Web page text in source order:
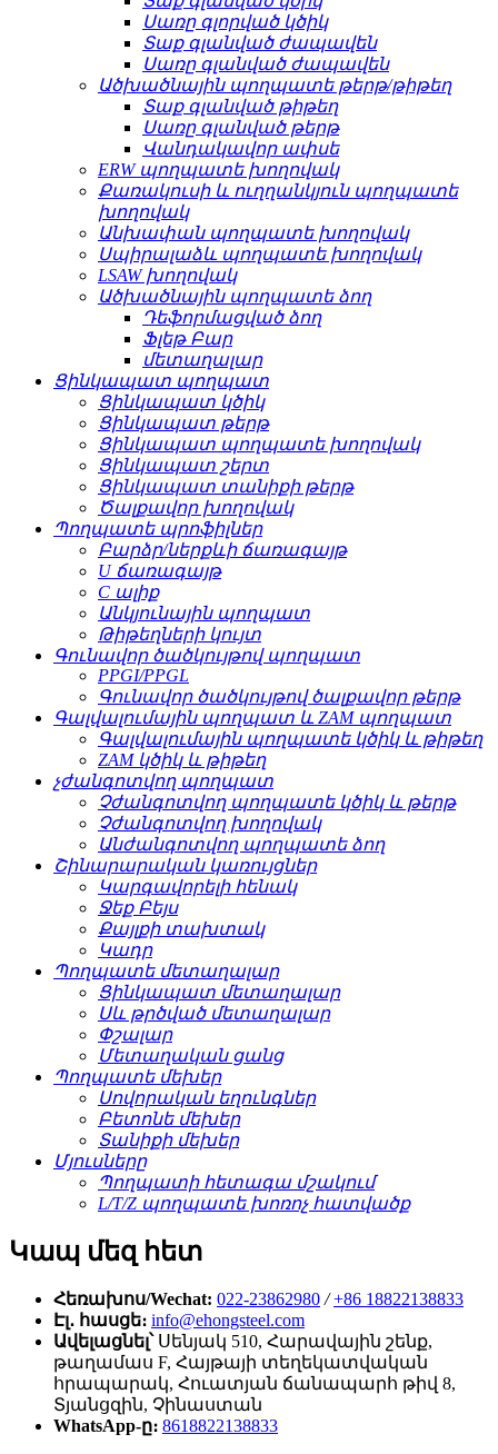
Սառը գլորված կծիկ
Տաք գլանված ժապավեն
Սառը գլանված ժապավեն
Ածխածնային պողպատե թերթ/թիթեղ
Տաք գլանված թիթեղ
Սառը գլանված թերթ
Վանդակավոր ափսե
ERW պողպատե խողովակ
Քառակուսի և ուղղանկյուն պողպատե
խողովակ
Անխափան պողպատե խողովակ
Սպիրալաձև պողպատե խողովակ
LSAW խողովակ
Ածխածնային պողպատե ձող
Դեֆորմացված ձող
Ֆլեթ Բար
մետաղալար
Ցինկապատ պողպատ
Ցինկապատ կծիկ
Ցինկապատ թերթ
Ցինկապատ պողպատե խողովակ
Ցինկապատ շերտ
Ցինկապատ տանիքի թերթ
Ծալքավոր խողովակ
Պողպատե պրոֆիլներ
Բարձր/ներքևի ճառագայթ
U ճառագայթ
C ալիք
Անկյունային պողպատ
Թիթեղների կույտ
Գունավոր ծածկույթով պողպատ
PPGI/PPGL
Գունավոր ծածկույթով ծալքավոր թերթ
Գալվալումային պողպատ և ZAM պողպատ
Գալվալումային պողպատե կծիկ և թիթեղ
ZAM կծիկ և թիթեղ
չժանգոտվող պողպատ
Չժանգոտվող պողպատե կծիկ և թերթ
Չժանգոտվող խողովակ
Անժանգոտվող պողպատե ձող
Շինարարական կառույցներ
Կարգավորելի հենակ
Ջեք Բեյս
Քայլքի տախտակ
Կադր
Պողպատե մետաղալար
Ցինկապատ մետաղալար
Սև թրծված մետաղալար
Փշալար
Մետաղական ցանց
Պողպատե մեխեր
Սովորական եղունգներ
Բետոնե մեխեր
Տանիքի մեխեր
Մյուսները
Պողպատի հետագա մշակում
L/T/Z պողպատե խոռոչ հատվածք
Կապ մեզ հետ
Հեռախոս/Wechat: 022-23862980 / +86 18822138833
Էլ․ հասցե։ info@ehongsteel.com
Ավելացնել՝ Սենյակ 510, Հարավային շենք,
թաղամաս F, Հայթայի տեղեկատվական
հրապարակ, Հուատյան ճանապարհ թիվ 8,
Տյանցզին, ​​Չինաստան
WhatsApp-ը։ 8618822138833